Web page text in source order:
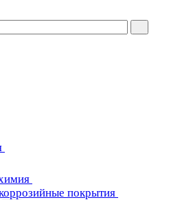
покрытия